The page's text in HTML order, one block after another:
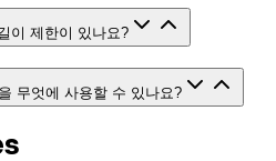
이 제한이 있나요?
무엇에 사용할 수 있나요?